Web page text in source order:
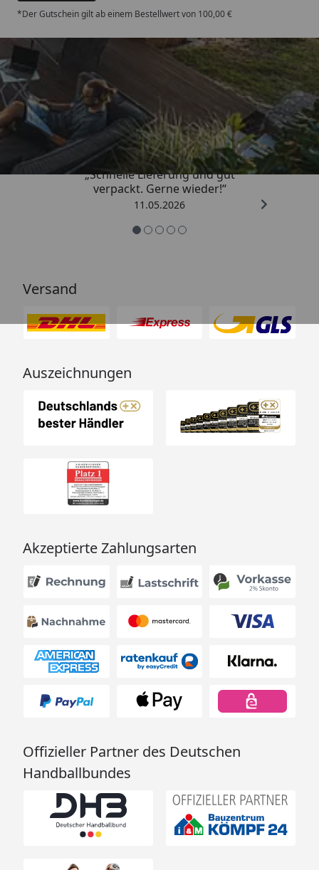
*Der Gutschein gilt ab einem Bestellwert von 100,00 €
Trusted Shops
4,93/ 5
„Schnelle Lieferung und gut
verpackt. Gerne wieder!“
11.05.2026
Versand
Auszeichnungen
Akzeptierte Zahlungsarten
Offizieller Partner des Deutschen
Handballbundes